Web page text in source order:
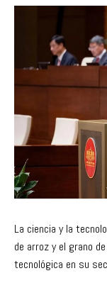
La ciencia y la
de arroz y el grano
tecnológica en su